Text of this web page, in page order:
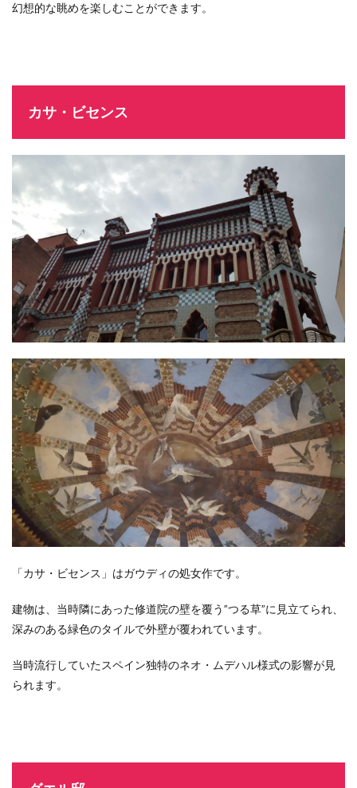
幻想的な眺めを楽しむことができます。
カサ・ビセンス
「カサ・ビセンス」はガウディの処女作です。
建物は、当時隣にあった修道院の壁を覆う”つる草”に見立てられ、
深みのある緑色のタイルで外壁が覆われています。
当時流行していたスペイン独特のネオ・ムデハル様式の影響が見
られます。